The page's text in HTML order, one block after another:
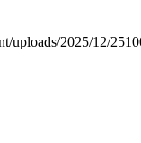
uploads/2025/12/